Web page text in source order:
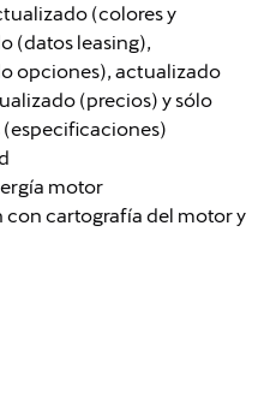
(colores y
(datos leasing),
opciones), actualizado
(precios) y sólo
motor
cartografía del motor y